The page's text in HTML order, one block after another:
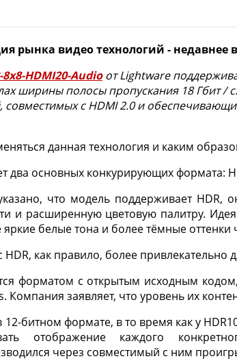
рынка видео технологий -
8x8-HDMI20-Audioот Lightware
ширины полосы пропускания 18 Гбит
совместимых с HDMI 2.0 и
данная технология и каким
два основных конкурирующих формата:
что модель поддерживает HDR,
и расширенную цветовую палитру.
белые тона и более тёмные
HDR, как правило, более
форматом с открытым исходным
заявляет, что уровень их
битном формате, в то время как у
отображение каждого
через совместимый с ним